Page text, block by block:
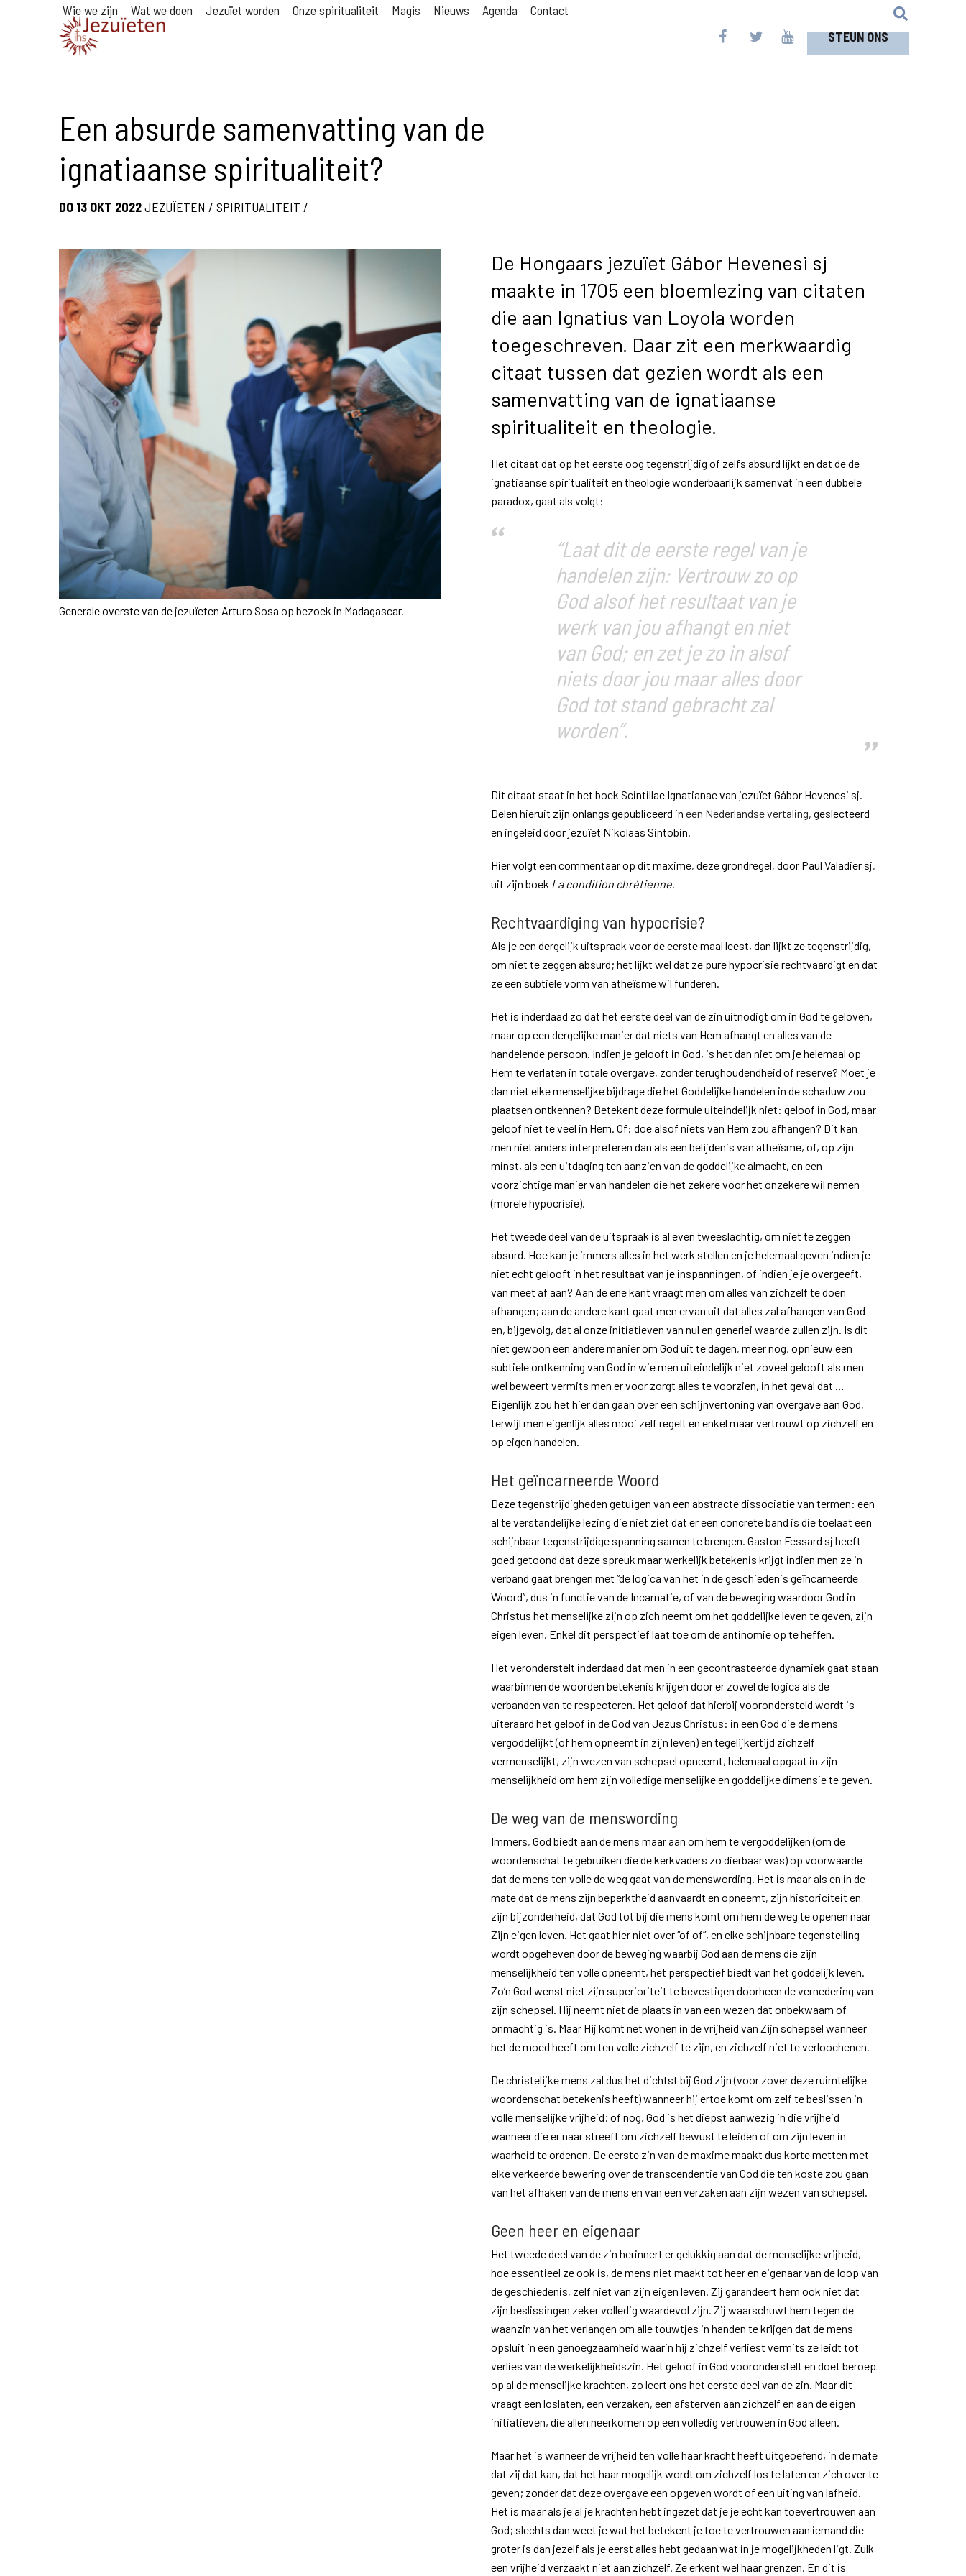
STEUN ONS
Wie we zijn Wat we doen Jezuïet worden Onze spiritualiteit Magis Nieuws Agenda Contact
Een absurde samenvatting van de
ignatiaanse spiritualiteit?
DO 13 OKT 2022JEZUÏETEN / SPIRITUALITEIT /
Generale overste van de jezuïeten Arturo Sosa op bezoek in Madagascar.
De Hongaars jezuïet Gábor Hevenesi sj
maakte in 1705 een bloemlezing van citaten
die aan Ignatius van Loyola worden
toegeschreven. Daar zit een merkwaardig
citaat tussen dat gezien wordt als een
samenvatting van de ignatiaanse
spiritualiteit en theologie.
Het citaat dat op het eerste oog tegenstrijdig of zelfs absurd lijkt en dat de de
ignatiaanse spiritualiteit en theologie wonderbaarlijk samenvat in een dubbele
paradox, gaat als volgt:
“Laat dit de eerste regel van je
handelen zijn: Vertrouw zo op
God alsof het resultaat van je
werk van jou afhangt en niet
van God; en zet je zo in alsof
niets door jou maar alles door
God tot stand gebracht zal
worden”.
Dit citaat staat in het boek Scintillae Ignatianae van jezuïet Gábor Hevenesi sj.
Delen hieruit zijn onlangs gepubliceerd in een Nederlandse vertaling, geslecteerd
en ingeleid door jezuïet Nikolaas Sintobin.
Hier volgt een commentaar op dit maxime, deze grondregel, door Paul Valadier sj,
uit zijn boek La condition chrétienne.
Rechtvaardiging van hypocrisie?
Als je een dergelijk uitspraak voor de eerste maal leest, dan lijkt ze tegenstrijdig,
om niet te zeggen absurd; het lijkt wel dat ze pure hypocrisie rechtvaardigt en dat
ze een subtiele vorm van atheïsme wil funderen.
Het is inderdaad zo dat het eerste deel van de zin uitnodigt om in God te geloven,
maar op een dergelijke manier dat niets van Hem afhangt en alles van de
handelende persoon. Indien je gelooft in God, is het dan niet om je helemaal op
Hem te verlaten in totale overgave, zonder terughoudendheid of reserve? Moet je
dan niet elke menselijke bijdrage die het Goddelijke handelen in de schaduw zou
plaatsen ontkennen? Betekent deze formule uiteindelijk niet: geloof in God, maar
geloof niet te veel in Hem. Of: doe alsof niets van Hem zou afhangen? Dit kan
men niet anders interpreteren dan als een belijdenis van atheïsme, of, op zijn
minst, als een uitdaging ten aanzien van de goddelijke almacht, en een
voorzichtige manier van handelen die het zekere voor het onzekere wil nemen
(morele hypocrisie).
Het tweede deel van de uitspraak is al even tweeslachtig, om niet te zeggen
absurd. Hoe kan je immers alles in het werk stellen en je helemaal geven indien je
niet echt gelooft in het resultaat van je inspanningen, of indien je je overgeeft,
van meet af aan? Aan de ene kant vraagt men om alles van zichzelf te doen
afhangen; aan de andere kant gaat men ervan uit dat alles zal afhangen van God
en, bijgevolg, dat al onze initiatieven van nul en generlei waarde zullen zijn. Is dit
niet gewoon een andere manier om God uit te dagen, meer nog, opnieuw een
subtiele ontkenning van God in wie men uiteindelijk niet zoveel gelooft als men
wel beweert vermits men er voor zorgt alles te voorzien, in het geval dat …
Eigenlijk zou het hier dan gaan over een schijnvertoning van overgave aan God,
terwijl men eigenlijk alles mooi zelf regelt en enkel maar vertrouwt op zichzelf en
op eigen handelen.
Het geïncarneerde Woord
Deze tegenstrijdigheden getuigen van een abstracte dissociatie van termen: een
al te verstandelijke lezing die niet ziet dat er een concrete band is die toelaat een
schijnbaar tegenstrijdige spanning samen te brengen. Gaston Fessard sj heeft
goed getoond dat deze spreuk maar werkelijk betekenis krijgt indien men ze in
verband gaat brengen met “de logica van het in de geschiedenis geïncarneerde
Woord”, dus in functie van de Incarnatie, of van de beweging waardoor God in
Christus het menselijke zijn op zich neemt om het goddelijke leven te geven, zijn
eigen leven. Enkel dit perspectief laat toe om de antinomie op te heffen.
Het veronderstelt inderdaad dat men in een gecontrasteerde dynamiek gaat staan
waarbinnen de woorden betekenis krijgen door er zowel de logica als de
verbanden van te respecteren. Het geloof dat hierbij voorondersteld wordt is
uiteraard het geloof in de God van Jezus Christus: in een God die de mens
vergoddelijkt (of hem opneemt in zijn leven) en tegelijkertijd zichzelf
vermenselijkt, zijn wezen van schepsel opneemt, helemaal opgaat in zijn
menselijkheid om hem zijn volledige menselijke en goddelijke dimensie te geven.
De weg van de menswording
Immers, God biedt aan de mens maar aan om hem te vergoddelijken (om de
woordenschat te gebruiken die de kerkvaders zo dierbaar was) op voorwaarde
dat de mens ten volle de weg gaat van de menswording. Het is maar als en in de
mate dat de mens zijn beperktheid aanvaardt en opneemt, zijn historiciteit en
zijn bijzonderheid, dat God tot bij die mens komt om hem de weg te openen naar
Zijn eigen leven. Het gaat hier niet over “of of”, en elke schijnbare tegenstelling
wordt opgeheven door de beweging waarbij God aan de mens die zijn
menselijkheid ten volle opneemt, het perspectief biedt van het goddelijk leven.
Zo’n God wenst niet zijn superioriteit te bevestigen doorheen de vernedering van
zijn schepsel. Hij neemt niet de plaats in van een wezen dat onbekwaam of
onmachtig is. Maar Hij komt net wonen in de vrijheid van Zijn schepsel wanneer
het de moed heeft om ten volle zichzelf te zijn, en zichzelf niet te verloochenen.
De christelijke mens zal dus het dichtst bij God zijn (voor zover deze ruimtelijke
woordenschat betekenis heeft) wanneer hij ertoe komt om zelf te beslissen in
volle menselijke vrijheid; of nog, God is het diepst aanwezig in die vrijheid
wanneer die er naar streeft om zichzelf bewust te leiden of om zijn leven in
waarheid te ordenen. De eerste zin van de maxime maakt dus korte metten met
elke verkeerde bewering over de transcendentie van God die ten koste zou gaan
van het afhaken van de mens en van een verzaken aan zijn wezen van schepsel.
Geen heer en eigenaar
Het tweede deel van de zin herinnert er gelukkig aan dat de menselijke vrijheid,
hoe essentieel ze ook is, de mens niet maakt tot heer en eigenaar van de loop van
de geschiedenis, zelf niet van zijn eigen leven. Zij garandeert hem ook niet dat
zijn beslissingen zeker volledig waardevol zijn. Zij waarschuwt hem tegen de
waanzin van het verlangen om alle touwtjes in handen te krijgen dat de mens
opsluit in een genoegzaamheid waarin hij zichzelf verliest vermits ze leidt tot
verlies van de werkelijkheidszin. Het geloof in God vooronderstelt en doet beroep
op al de menselijke krachten, zo leert ons het eerste deel van de zin. Maar dit
vraagt een loslaten, een verzaken, een afsterven aan zichzelf en aan de eigen
initiatieven, die allen neerkomen op een volledig vertrouwen in God alleen.
Maar het is wanneer de vrijheid ten volle haar kracht heeft uitgeoefend, in de mate
dat zij dat kan, dat het haar mogelijk wordt om zichzelf los te laten en zich over te
geven; zonder dat deze overgave een opgeven wordt of een uiting van lafheid.
Het is maar als je al je krachten hebt ingezet dat je je echt kan toevertrouwen aan
God; slechts dan weet je wat het betekent je toe te vertrouwen aan iemand die
groter is dan jezelf als je eerst alles hebt gedaan wat in je mogelijkheden ligt. Zulk
een vrijheid verzaakt niet aan zichzelf. Ze erkent wel haar grenzen. En dit is